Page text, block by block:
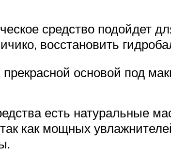
средство подойдет
восстановить
основой под
есть натуральные
как мощных